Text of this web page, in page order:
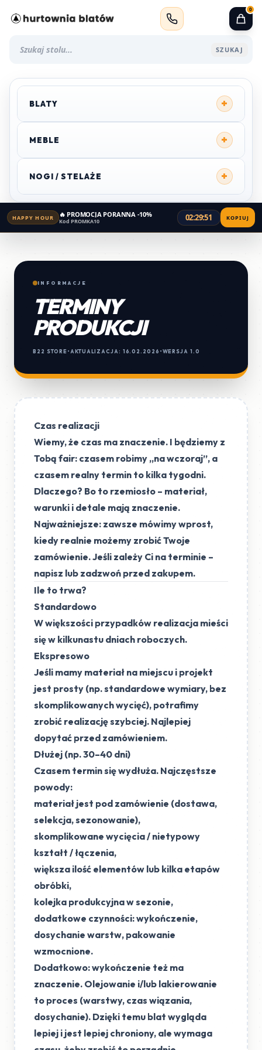
SZUKAJ
0
BLATY +
MEBLE +
NOGI / STELAŻE +
HAPPY HOUR 🔥 PROMOCJA PORANNA -10%
Kod PROMKA10 02:29:51 KOPIUJ
INFORMACJE
TERMINY
PRODUKCJI
B22 STORE• AKTUALIZACJA: 16.02.2026 •WERSJA 1.0
Czas realizacji
Wiemy, że czas ma znaczenie. I będziemy z
Tobą fair: czasem robimy „na wczoraj”, a
czasem realny termin to kilka tygodni.
Dlaczego? Bo to rzemiosło – materiał,
warunki i detale mają znaczenie.
Najważniejsze: zawsze mówimy wprost,
kiedy realnie możemy zrobić Twoje
zamówienie. Jeśli zależy Ci na terminie –
napisz lub zadzwoń przed zakupem.
Ile to trwa?
Standardowo
W większości przypadków realizacja mieści
się w kilkunastu dniach roboczych.
Ekspresowo
Jeśli mamy materiał na miejscu i projekt
jest prosty (np. standardowe wymiary, bez
skomplikowanych wycięć), potrafimy
zrobić realizacjęszybciej. Najlepiej
dopytać przed zamówieniem.
Dłużej (np. 30–40 dni)
Czasem termin się wydłuża. Najczęstsze
powody:
materiał jest pod zamówienie (dostawa,
selekcja, sezonowanie),
skomplikowane wycięcia / nietypowy
kształt / łączenia,
większa ilość elementów lub kilka etapów
obróbki,
kolejka produkcyjna w sezonie,
dodatkowe czynności: wykończenie,
dosychanie warstw, pakowanie
wzmocnione.
Dodatkowo:wykończenie też ma
znaczenie. Olejowanie i/lub lakierowanie
to proces (warstwy, czas wiązania,
dosychanie). Dzięki temu blat wygląda
lepiej i jest lepiej chroniony, ale wymaga